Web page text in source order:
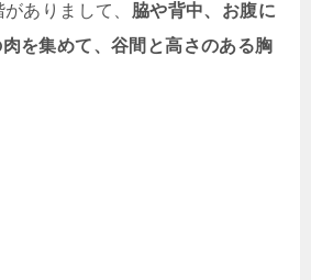
ありまして、 脇や背中、お腹に
を集めて、谷間と高さのある胸